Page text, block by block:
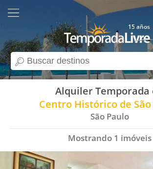
search
15 años
Alquiler Temporada
Centro Histórico de
São Paulo
Mostrando 1 imóveis